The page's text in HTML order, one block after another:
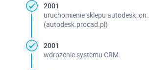
2001
uruchomienie sklepu
(autodesk.procad.pl)
2001
wdrożenie systemu CRM